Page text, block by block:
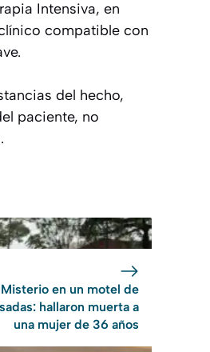
Intensiva, en
compatible con
del hecho,
paciente, no
Misterio en un motel de
hallaron muerta a
una mujer de 36 años